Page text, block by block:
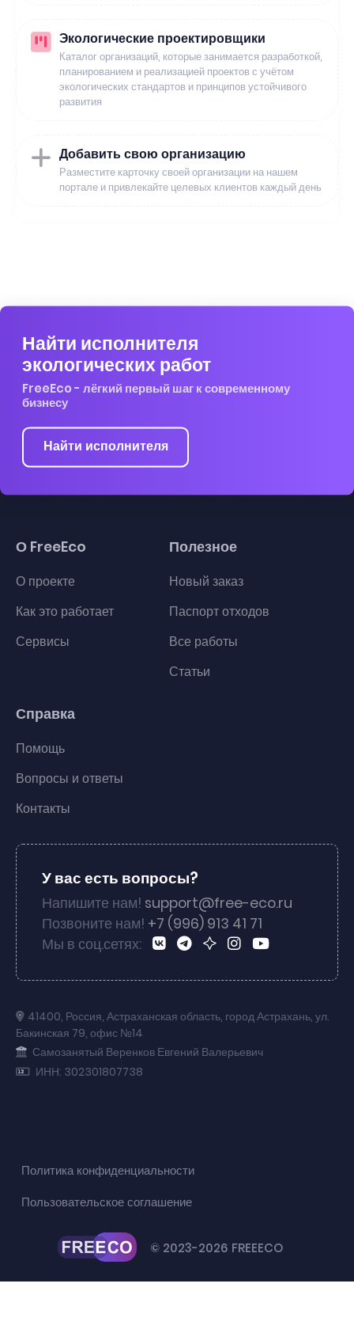
Экологические проектировщики
Каталог организаций, которые занимается разработкой,
планированием и реализацией проектов с учётом
экологических стандартов и принципов устойчивого
развития
Добавить свою организацию
Разместите карточку своей организации на нашем
портале и привлекайте целевых клиентов каждый день
Найти исполнителя
экологических работ
FreeEco - лёгкий первый шаг к современному
бизнесу
Найти исполнителя
О FreeEco
О проекте
Как это работает
Сервисы
Полезное
Новый заказ
Паспорт отходов
Все работы
Статьи
Справка
Помощь
Вопросы и ответы
Контакты
У вас есть вопросы?
Напишите нам! support@free-eco.ru
Позвоните нам! +7 (996) 913 41 71
Мы в соц.сетях:
41400, Россия, Астраханская область, город Астрахань, ул.
Бакинская 79, офис №14
Самозанятый Веренков Евгений Валерьевич
ИНН: 302301807738
© 2023-2026 FREEECO
Политика конфиденциальности
Пользовательское соглашение